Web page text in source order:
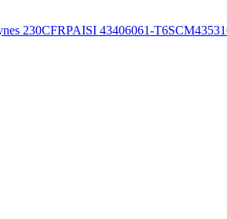
230CFRPAISI 43406061-T6SCM435